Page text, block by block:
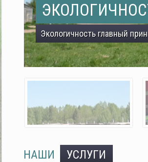
Экологичность главный
НАШИ УСЛУГИ